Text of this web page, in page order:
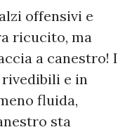
offensivi e
ricucito, ma
a canestro! I
e in
fluida,
sta